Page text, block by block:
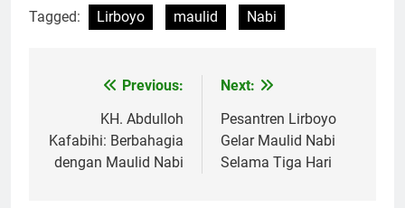
Tagged: Lirboyo maulid Nabi
NavigasiPrevious:
KH. Abdulloh
Kafabihi: Berbahagia
dengan Maulid Nabi
Next:
Pesantren Lirboyo
Gelar Maulid Nabi
Selama Tiga Hari